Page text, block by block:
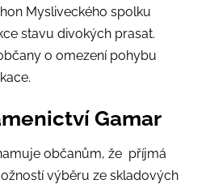
Mysliveckého spolku
stavu divokých prasat.
o omezení pohybu
Gamar
občanům, že příjmá
výběru ze skladových